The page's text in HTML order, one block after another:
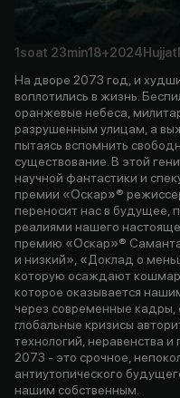
1soat 23min18+2024
На дворе 2073 год, и
воплотились в жизнь.
оранжевые небеса,
разрушенным улицам, а
пытаясь вспомнить
существование. В этой
научной фантастики и
премии «Оскар»®
переносит нас в
реалиями нашего
премию «Оскар»®
и низкий», «Доклад о
которую осаждают
которое оказывается
через современные
глобальные кризисы
технологий, неравенства и
2073 - это срочное,
антиутопического
нашим собственным.